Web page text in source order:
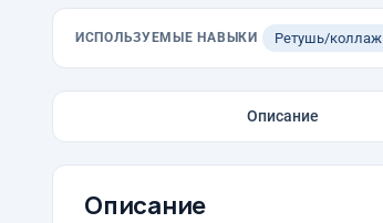
ИСПОЛЬЗУЕМЫЕ НАВЫКИ Ретушь/коллаж
Описание
Описание